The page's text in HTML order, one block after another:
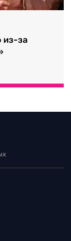
из-за